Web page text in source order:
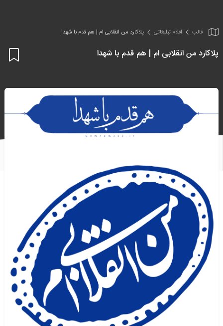
قالب اقلام تبلیغاتی پلاکارد من انقلابی ام | هم قدم با شهدا
پلاکارد من انقلابی ام | هم قدم با شهدا